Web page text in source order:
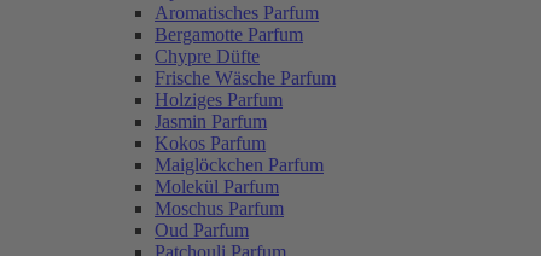
Aromatisches Parfum
Bergamotte Parfum
Chypre Düfte
Frische Wäsche Parfum
Holziges Parfum
Jasmin Parfum
Kokos Parfum
Maiglöckchen Parfum
Molekül Parfum
Moschus Parfum
Oud Parfum
Patchouli Parfum